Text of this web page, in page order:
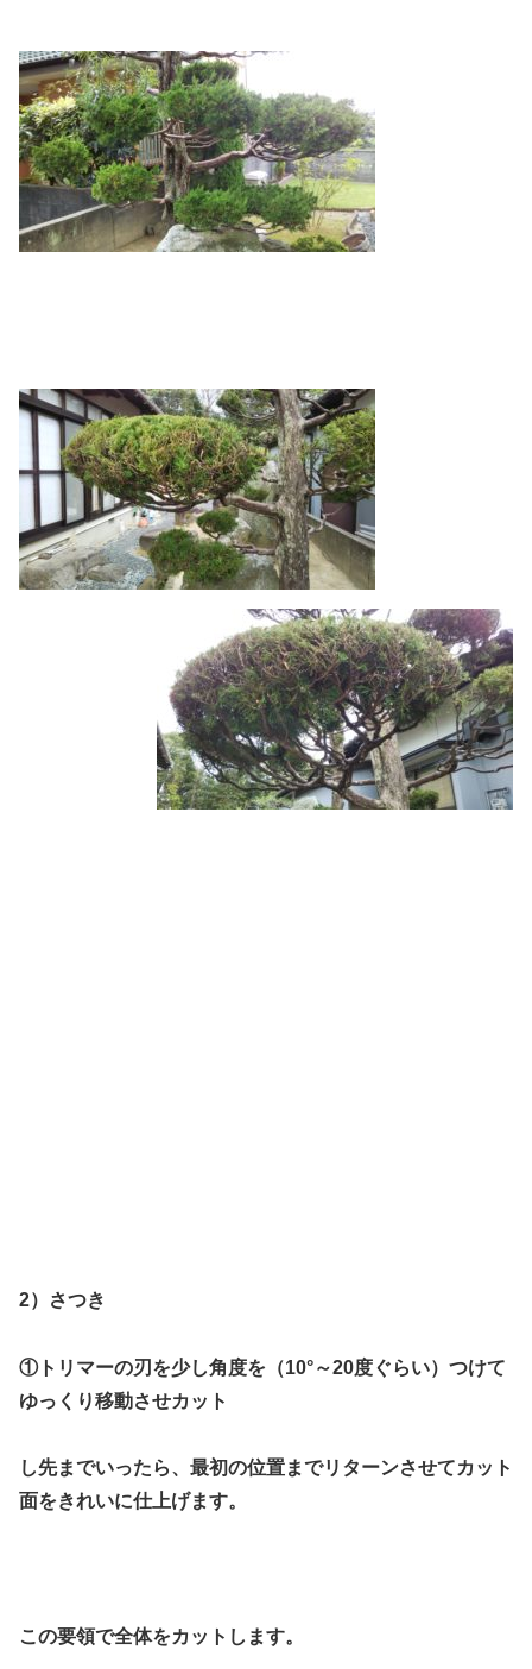
2）さつき
①トリマーの刃を少し角度を（10°～20度ぐらい）つけて
ゆっくり移動させカット
し先までいったら、最初の位置までリターンさせてカット
面をきれいに仕上げます。
この要領で全体をカットします。